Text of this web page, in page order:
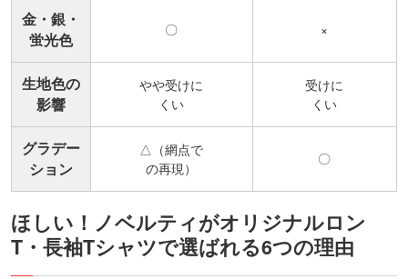
金・銀・
蛍光色
〇 ×
生地色の
影響
やや受けに
くい
受けに
くい
グラデー
ション
△（網点で
の再現）
〇
ほしい！ノベルティがオリジナルロン
T・長袖Tシャツで選ばれる6つの理由